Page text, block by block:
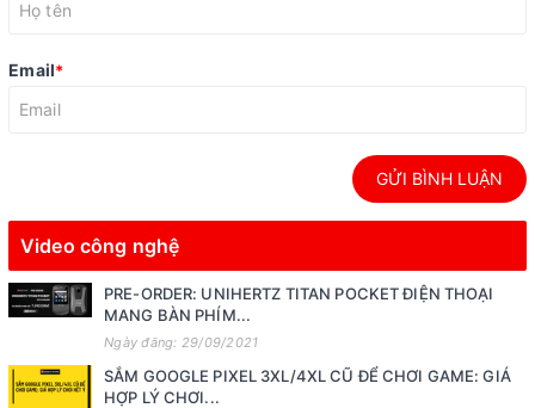
Email*
GỬI BÌNH LUẬN
Video công nghệ
PRE-ORDER: UNIHERTZ TITAN POCKET ĐIỆN THOẠI
MANG BÀN PHÍM...
Ngày đăng: 29/09/2021
SẮM GOOGLE PIXEL 3XL/4XL CŨ ĐỂ CHƠI GAME: GIÁ
HỢP LÝ CHƠI...